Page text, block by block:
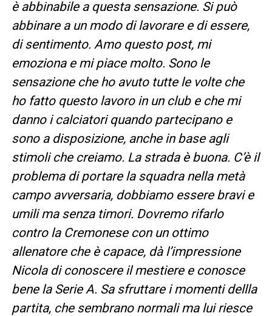
è abbinabile a questa sensazione. Si può
abbinare a un modo di lavorare e di essere,
di sentimento. Amo questo post, mi
emoziona e mi piace molto. Sono le
sensazione che ho avuto tutte le volte che
ho fatto questo lavoro in un club e che mi
danno i calciatori quando partecipano e
sono a disposizione, anche in base agli
stimoli che creiamo. La strada è buona. C’è il
problema di portare la squadra nella metà
campo avversaria, dobbiamo essere bravi e
umili ma senza timori. Dovremo rifarlo
contro la Cremonese con un ottimo
allenatore che è capace, dà l’impressione
Nicola di conoscere il mestiere e conosce
bene la Serie A. Sa sfruttare i momenti dellla
partita, che sembrano normali ma lui riesce